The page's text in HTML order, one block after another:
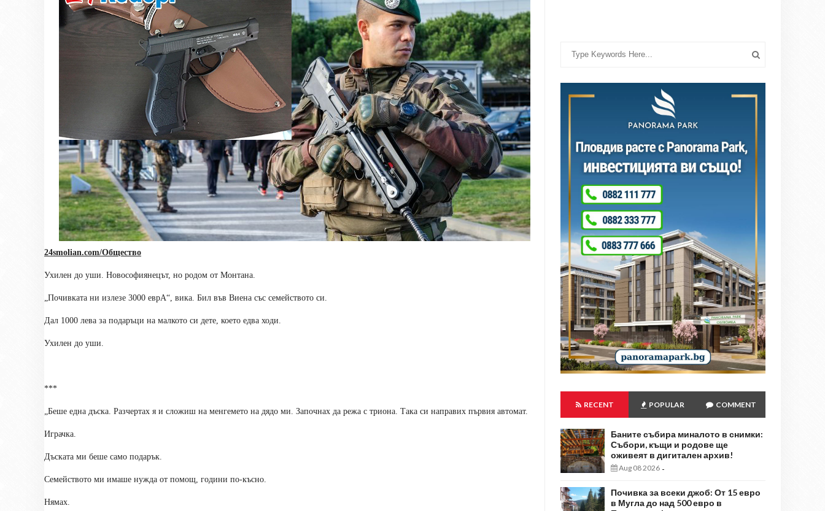
24smolian.com/Общество
Ухилен до уши. Новософиянецът, но родом от Монтана.
„Почивката ни излезе 3000 еврА“, вика. Бил във Виена със семейството си.
Дал 1000 лева за подаръци на малкото си дете, което едва ходи.
Ухилен до уши.
***
„Беше една дъска. Разчертах я и сложиш на менгемето на дядо ми. Започнах да режа с триона. Така си направих първия автомат.
Играчка.
Дъската ми беше само подарък.
Семейството ми имаше нужда от помощ, години по-късно.
Нямах.
RECENT POPULAR COMMENT
Баните събира миналото в снимки:
Събори, къщи и родове ще
оживеят в дигитален архив!
Aug 08 2026 -
Почивка за всеки джоб: От 15 евро
в Мугла до над 500 евро в